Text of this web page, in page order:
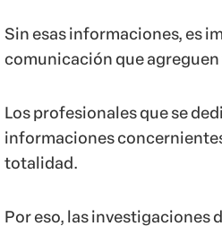
Sin esas informaciones, es
comunicación que agreguen
Los profesionales que se
informaciones
totalidad.
Por eso, las investigaciones